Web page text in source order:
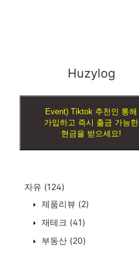
Huzylog
Event) Tiktok 추천인 통해
가입하고 즉시 출금 가능한
현금을 받으세요!
자유 (124)
제품리뷰 (2)
재테크 (41)
부동산 (20)